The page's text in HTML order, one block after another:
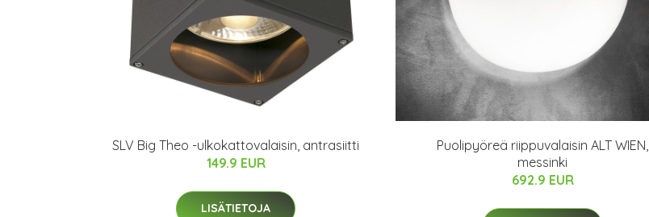
SLV Big Theo -ulkokattovalaisin, antrasiitti
149.9 EUR
LISÄTIETOJA
Puolipyöreä riippuvalaisin ALT WIEN,
messinki
692.9 EUR